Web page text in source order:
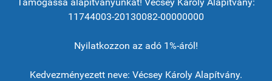
11744003-20130082-00000000
Nyilatkozzon az adó 1%-áról!
Kedvezményezett neve: Vécsey Károly Alapítvány.